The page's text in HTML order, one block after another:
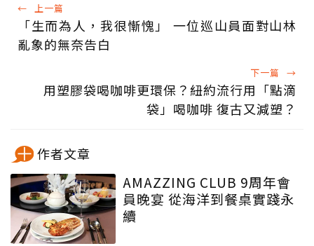
← 上一篇
「生而為人，我很慚愧」 一位巡山員面對山林
亂象的無奈告白
下一篇 →
用塑膠袋喝咖啡更環保？紐約流行用「點滴
袋」喝咖啡 復古又減塑？
作者文章
AMAZZING CLUB 9周年會
員晚宴 從海洋到餐桌實踐永
續